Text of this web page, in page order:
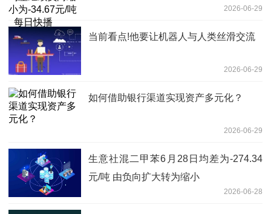
2026-06-29
当前看点!他要让机器人与人类丝滑交流
2026-06-29
如何借助银行渠道实现资产多元化？
2026-06-29
生意社混二甲苯6月28日均差为-274.34
元/吨 由负向扩大转为缩小
2026-06-28